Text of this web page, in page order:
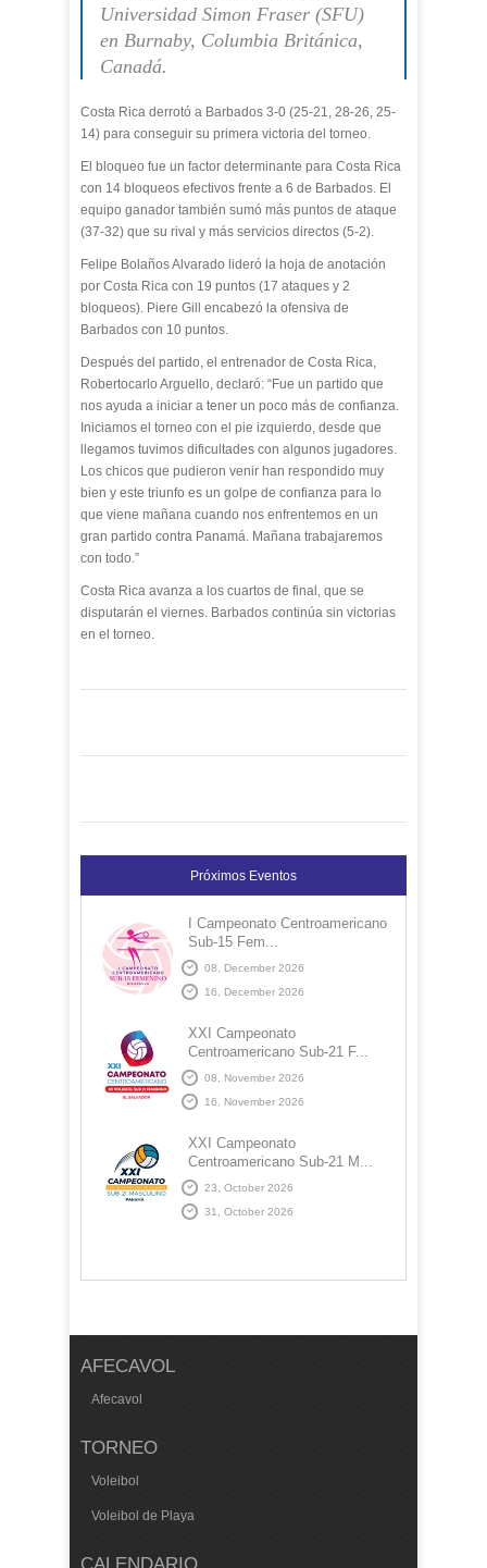
Universidad Simon Fraser (SFU)
en Burnaby, Columbia Británica,
Canadá.
Costa Rica derrotó a Barbados 3-0 (25-21, 28-26, 25-
14) para conseguir su primera victoria del torneo.
El bloqueo fue un factor determinante para Costa Rica
con 14 bloqueos efectivos frente a 6 de Barbados. El
equipo ganador también sumó más puntos de ataque
(37-32) que su rival y más servicios directos (5-2).
Felipe Bolaños Alvarado lideró la hoja de anotación
por Costa Rica con 19 puntos (17 ataques y 2
bloqueos). Piere Gill encabezó la ofensiva de
Barbados con 10 puntos.
Después del partido, el entrenador de Costa Rica,
Robertocarlo Arguello, declaró: “Fue un partido que
nos ayuda a iniciar a tener un poco más de confianza.
Iniciamos el torneo con el pie izquierdo, desde que
llegamos tuvimos dificultades con algunos jugadores.
Los chicos que pudieron venir han respondido muy
bien y este triunfo es un golpe de confianza para lo
que viene mañana cuando nos enfrentemos en un
gran partido contra Panamá. Mañana trabajaremos
con todo.”
Costa Rica avanza a los cuartos de final, que se
disputarán el viernes. Barbados continúa sin victorias
en el torneo.
Próximos Eventos
I Campeonato Centroamericano
Sub-15 Fem...
08, December 2026
16, December 2026
XXI Campeonato
Centroamericano Sub-21 F...
08, November 2026
16, November 2026
XXI Campeonato
Centroamericano Sub-21 M...
23, October 2026
31, October 2026
AFECAVOL
Afecavol
TORNEO
Voleibol
Voleibol de Playa